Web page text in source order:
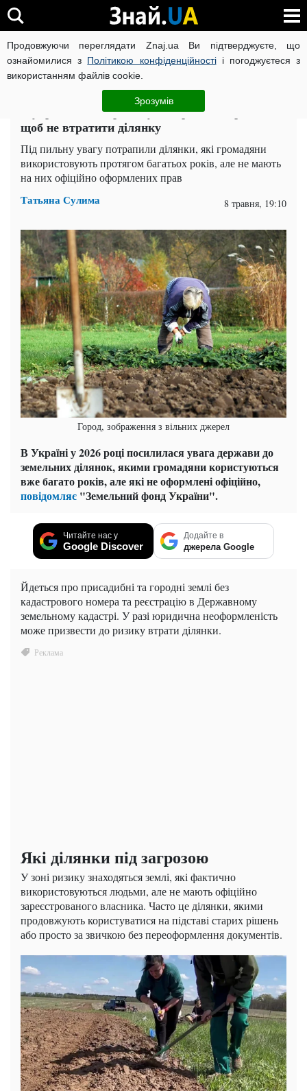
Продовжуючи переглядати Znaj.ua Ви підтверджуєте, що
ознайомилися з Політикою конфіденційностіі погоджуєтеся з
використанням файлів cookie.
Зрозумів
ВІЙНА РОСІЇ ПРОТИ УКРАЇНИ КОРОНАВІРУС В УКРАЇНІ
ЧИТАТЬ НА РУССКОМ
В українців забиратимуть городи: що робити,
щоб не втратити ділянку
Під пильну увагу потрапили ділянки, які громадяни
використовують протягом багатьох років, але не мають
на них офіційно оформлених прав
Татьяна Сулима 8 травня, 19:10
Город, зображення з вільних джерел
В Україні у 2026 році посилилася увага держави до
земельних ділянок, якими громадяни користуються
вже багато років, але які не оформлені офіційно,
повідомляє "Земельний фонд України".
Читайте нас у
Google Discover
Додайте в
джерела Google
Йдеться про присадибні та городні землі без
кадастрового номера та реєстрацію в Державному
земельному кадастрі. У разі юридична неоформленість
може призвести до ризику втрати ділянки.
Які ділянки під загрозою
У зоні ризику знаходяться землі, які фактично
використовуються людьми, але не мають офіційно
зареєстрованого власника. Часто це ділянки, якими
продовжують користуватися на підставі старих рішень
або просто за звичкою без переоформлення документів.